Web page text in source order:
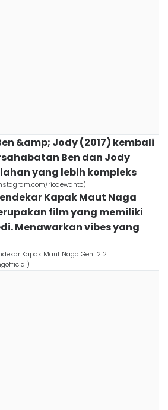
&amp; Jody (2017) kembali
Ben dan Jody
yang lebih kompleks
riodewanto)
Kapak Maut Naga
film yang memiliki
Menawarkan vibes yang
Kapak Maut Naga Geni 212